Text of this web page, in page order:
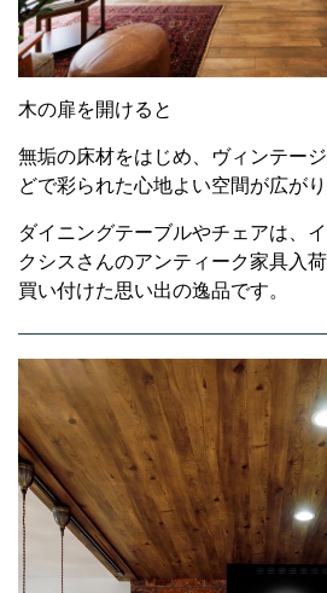
木の扉を開けると
無垢の床材をはじめ、ヴィンテー
どで彩られた心地よい空間が広がり
ダイニングテーブルやチェアは、
クシスさんのアンティーク家具入
買い付けた思い出の逸品です。